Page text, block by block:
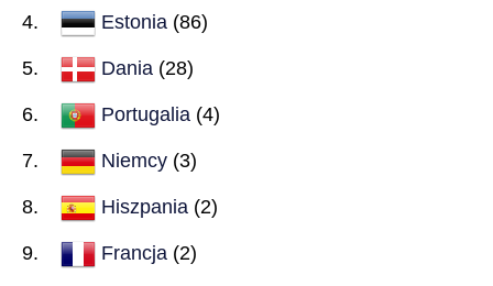
Estonia (86)
Dania (28)
Portugalia (4)
Niemcy (3)
Hiszpania (2)
Francja (2)